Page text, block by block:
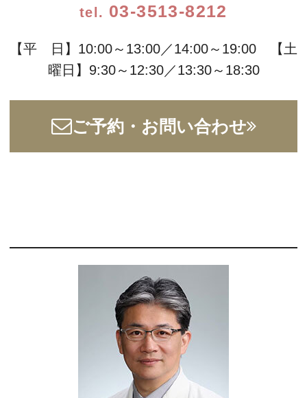
03-3513-8212
【平 日】10:00～13:00／14:00～19:00 【土
曜日】9:30～12:30／13:30～18:30
ご予約・お問い合わせ